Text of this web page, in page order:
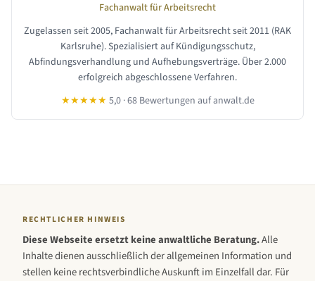
Fachanwalt für Arbeitsrecht
Zugelassen seit 2005, Fachanwalt für Arbeitsrecht seit 2011 (RAK
Karlsruhe). Spezialisiert auf Kündigungsschutz,
Abfindungsverhandlung und Aufhebungsverträge. Über 2.000
erfolgreich abgeschlossene Verfahren.
★★★★★ 5,0 · 68 Bewertungen auf anwalt.de
RECHTLICHER HINWEIS
Diese Webseite ersetzt keine anwaltliche Beratung.Alle
Inhalte dienen ausschließlich der allgemeinen Information und
stellen keine rechtsverbindliche Auskunft im Einzelfall dar. Für